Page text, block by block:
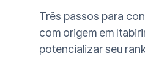
Três passos para
com origem em
potencializar seu